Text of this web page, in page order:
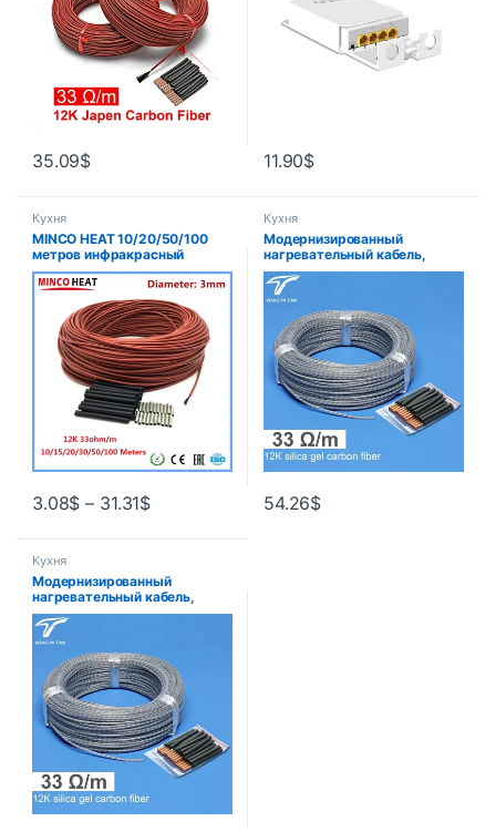
35.09$ 11.90$
Кухня
MINCO HEAT 10/20/50/100
метров инфракрасный
кабель для теплого пола 12K
33 Ом/м катушка 3 мм ± 0,2
электрические карбоновые
нагревательные провода
3.08$ – 31.31$
Кухня
Модернизированный
нагревательный кабель,
прозрачный нагревательный
провод для пола, 100 м, 12 К,
33 Ом/M, карбоновый
электрический
нагревательный кабель
54.26$
Кухня
Модернизированный
нагревательный кабель,
прозрачный нагревательный
провод для пола, 100 м, 12 К,
33 Ом/M, карбоновый
электрический
нагревательный кабель